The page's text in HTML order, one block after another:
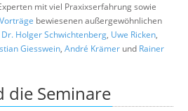
mit viel Praxixserfahrung sowie
Vorträge bewiesenen außergewöhnlichen
Dr. Holger Schwichtenberg, Uwe Ricken,
Giesswein, André Krämer und Rainer
die Seminare